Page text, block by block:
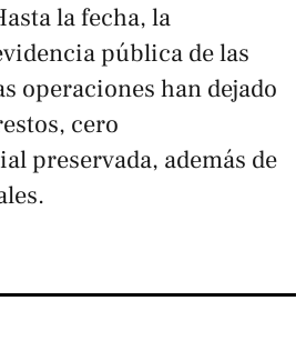
la fecha, la
pública de las
operaciones han dejado
cero
preservada, además de